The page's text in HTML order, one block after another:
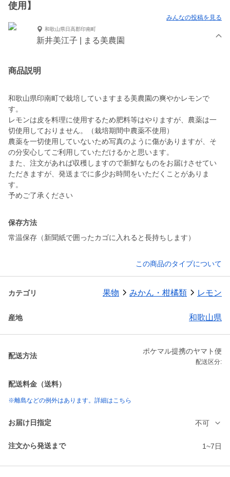
使用】
みんなの投稿を見る
和歌山県日高郡印南町
新井美江子 | まる美農園
商品説明
和歌山県印南町で栽培していますまる美農園の爽やかレモンで
す。
レモンは皮を料理に使用するため肥料等はやりますが、農薬は一
切使用しておりません。（栽培期間中農薬不使用）
農薬を一切使用していないため写真のように傷がありますが、そ
の分安心してご利用していただけるかと思います。
また、注文があれば収穫しますので新鮮なものをお届けさせてい
ただきますが、発送までに多少お時間をいただくことがありま
す。
予めご了承ください
保存方法
常温保存（新聞紙で囲ったカゴに入れると長持ちします）
この商品のタイプについて
カテゴリ 果物 みかん・柑橘類 レモン
産地 和歌山県
配送方法
ポケマル提携のヤマト便
配送区分:
配送料金（送料）
※離島などの例外はあります。詳細はこちら
お届け日指定 不可
注文から発送まで 1~7日